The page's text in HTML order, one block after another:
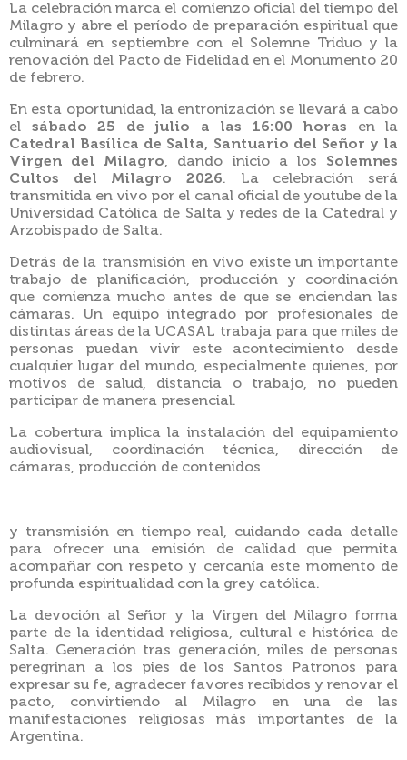
La celebración marca el comienzo oficial del tiempo del
Milagro y abre el período de preparación espiritual que
culminará en septiembre con el Solemne Triduo y la
renovación del Pacto de Fidelidad en el Monumento 20
de febrero.
En esta oportunidad, la entronización se llevará a cabo
el sábado 25 de julio a las 16:00 horas en la
Catedral Basílica de Salta, Santuario del Señor y la
Virgen del Milagro, dando inicio a los Solemnes
Cultos del Milagro 2026. La celebración será
transmitida en vivo por el canal oficial de youtube de la
Universidad Católica de Salta y redes de la Catedral y
Arzobispado de Salta.
Detrás de la transmisión en vivo existe un importante
trabajo de planificación, producción y coordinación
que comienza mucho antes de que se enciendan las
cámaras. Un equipo integrado por profesionales de
distintas áreas de la UCASAL trabaja para que miles de
personas puedan vivir este acontecimiento desde
cualquier lugar del mundo, especialmente quienes, por
motivos de salud, distancia o trabajo, no pueden
participar de manera presencial.
La cobertura implica la instalación del equipamiento
audiovisual, coordinación técnica, dirección de
cámaras, producción de contenidos
y transmisión en tiempo real, cuidando cada detalle
para ofrecer una emisión de calidad que permita
acompañar con respeto y cercanía este momento de
profunda espiritualidad con la grey católica.
La devoción al Señor y la Virgen del Milagro forma
parte de la identidad religiosa, cultural e histórica de
Salta. Generación tras generación, miles de personas
peregrinan a los pies de los Santos Patronos para
expresar su fe, agradecer favores recibidos y renovar el
pacto, convirtiendo al Milagro en una de las
manifestaciones religiosas más importantes de la
Argentina.